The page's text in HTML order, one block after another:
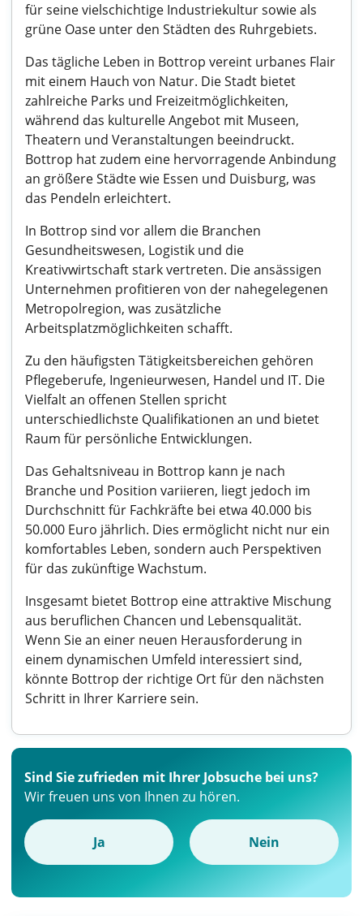
für seine vielschichtige Industriekultur sowie als
grüne Oase unter den Städten des Ruhrgebiets.
Das tägliche Leben in Bottrop vereint urbanes Flair
mit einem Hauch von Natur. Die Stadt bietet
zahlreiche Parks und Freizeitmöglichkeiten,
während das kulturelle Angebot mit Museen,
Theatern und Veranstaltungen beeindruckt.
Bottrop hat zudem eine hervorragende Anbindung
an größere Städte wie Essen und Duisburg, was
das Pendeln erleichtert.
In Bottrop sind vor allem die Branchen
Gesundheitswesen, Logistik und die
Kreativwirtschaft stark vertreten. Die ansässigen
Unternehmen profitieren von der nahegelegenen
Metropolregion, was zusätzliche
Arbeitsplatzmöglichkeiten schafft.
Zu den häufigsten Tätigkeitsbereichen gehören
Pflegeberufe, Ingenieurwesen, Handel und IT. Die
Vielfalt an offenen Stellen spricht
unterschiedlichste Qualifikationen an und bietet
Raum für persönliche Entwicklungen.
Das Gehaltsniveau in Bottrop kann je nach
Branche und Position variieren, liegt jedoch im
Durchschnitt für Fachkräfte bei etwa 40.000 bis
50.000 Euro jährlich. Dies ermöglicht nicht nur ein
komfortables Leben, sondern auch Perspektiven
für das zukünftige Wachstum.
Insgesamt bietet Bottrop eine attraktive Mischung
aus beruflichen Chancen und Lebensqualität.
Wenn Sie an einer neuen Herausforderung in
einem dynamischen Umfeld interessiert sind,
könnte Bottrop der richtige Ort für den nächsten
Schritt in Ihrer Karriere sein.
Sind Sie zufrieden mit Ihrer Jobsuche bei uns?
Wir freuen uns von Ihnen zu hören.
Ja Nein